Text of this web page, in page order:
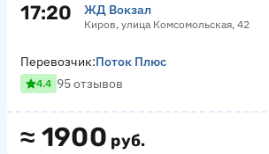
17:20 ЖД Вокзал
Киров, улица Комсомольская, 42
≈ 1900 руб.
Перевозчик:Поток Плюс
4.4 95 отзывов